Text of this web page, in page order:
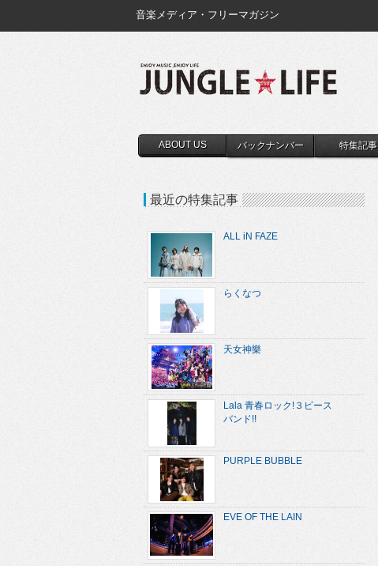
音楽メディア・フリーマガジン
ABOUT US バックナンバー 特集記事
最近の特集記事
ALL iN FAZE
らくなつ
天女神樂
Lala 青春ロック!３ピース
バンド!!
PURPLE BUBBLE
EVE OF THE LAIN